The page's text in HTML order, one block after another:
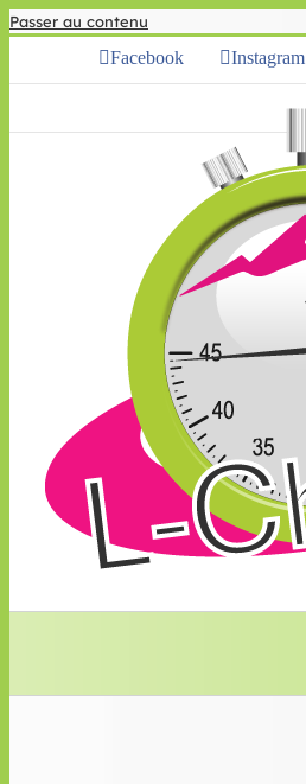
Passer au contenu
Facebook Instagram